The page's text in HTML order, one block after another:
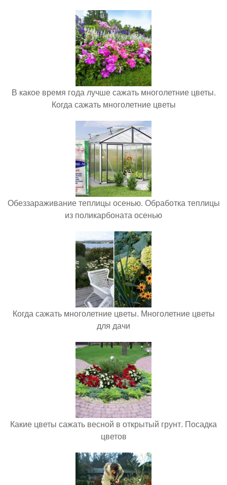
В какое время года лучше сажать многолетние цветы.
Когда сажать многолетние цветы
Обеззараживание теплицы осенью. Обработка теплицы
из поликарбоната осенью
Когда сажать многолетние цветы. Многолетние цветы
для дачи
Какие цветы сажать весной в открытый грунт. Посадка
цветов